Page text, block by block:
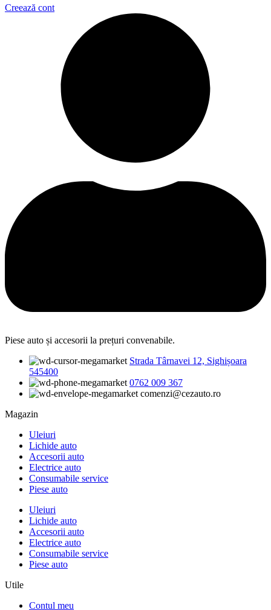
Creează cont
Piese auto și accesorii la prețuri convenabile.
Strada Târnavei 12, Sighișoara
545400
0762 009 367
comenzi@cezauto.ro
Magazin
Uleiuri
Lichide auto
Accesorii auto
Electrice auto
Consumabile service
Piese auto
Uleiuri
Lichide auto
Accesorii auto
Electrice auto
Consumabile service
Piese auto
Utile
Contul meu